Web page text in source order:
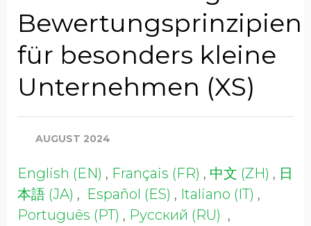
Unternehmen
Industrie
Jahresumsatz (global)
Country/Region
Bewertungsprinzipien
für besonders kleine
Unternehmen (XS)
AUGUST 2024
English (EN) , Français (FR) , 中文 (ZH) , 日
本語 (JA) , Español (ES) , Italiano (IT) ,
Português (PT) , Русский (RU) ,